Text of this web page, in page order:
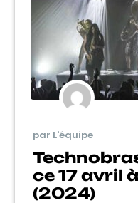
par L'équipe
ce 17 avril
(2024)